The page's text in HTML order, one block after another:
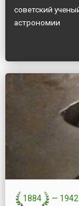
советский
астрономии
1884 — 1942